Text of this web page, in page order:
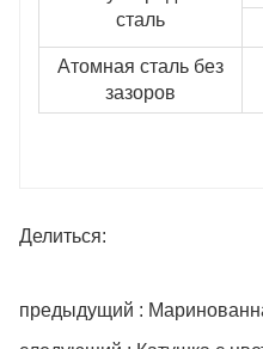
сталь
Атомная сталь без
зазоров
Делиться:
предыдущий :